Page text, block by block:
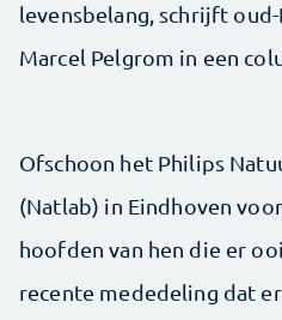
levensbelang, schrijft
Marcel Pelgrom in een
Ofschoon het Philips
(Natlab) in Eindhoven
hoofden van hen die er
recente mededeling dat